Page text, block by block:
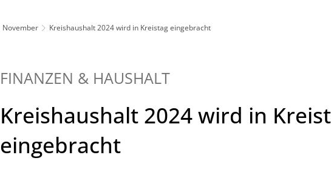
November Kreishaushalt 2024 wird in Kreistag eingebracht
FINANZEN & HAUSHALT
Kreishaushalt 2024 wird in
eingebracht